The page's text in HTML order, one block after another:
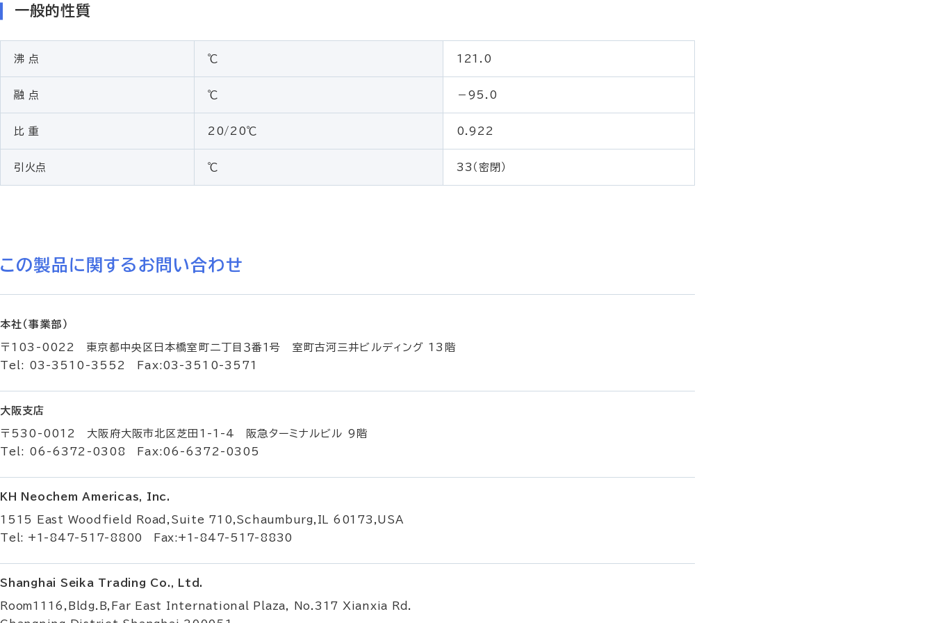
一般的性質
沸 点 ℃ 121.0
融 点 ℃ －95.0
比 重 20/20℃ 0.922
引火点 ℃ 33（密閉）
この製品に関するお問い合わせ
本社（事業部）
〒103-0022 東京都中央区日本橋室町二丁目３番１号 室町古河三井ビルディング 13階
Tel: 03-3510-3552 Fax:03-3510-3571
大阪支店
〒530-0012 大阪府大阪市北区芝田1-1-4 阪急ターミナルビル 9階
Tel: 06-6372-0308 Fax:06-6372-0305
KH Neochem Americas, Inc.
1515 East Woodfield Road,Suite 710,Schaumburg,IL 60173,USA
Tel: +1-847-517-8800 Fax:+1-847-517-8830
Shanghai Seika Trading Co., Ltd.
Room1116,Bldg.B,Far East International Plaza, No.317 Xianxia Rd.